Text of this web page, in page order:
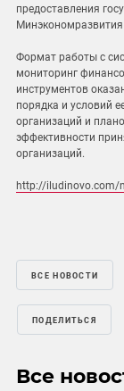
предоставления
Формат работы с
мониторинг
инструментов
порядка и условий
организаций и
эффективности
организаций.
http://iludinovo.com/
ВСЕ НОВОСТИ
ПОДЕЛИТЬСЯ
Все